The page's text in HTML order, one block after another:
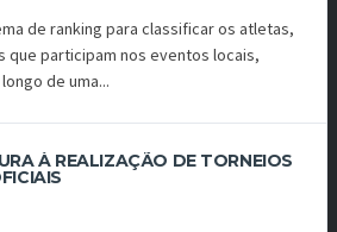
de ranking para classificar os atletas,
que participam nos eventos locais,
de uma...
À REALIZAÇÃO DE TORNEIOS